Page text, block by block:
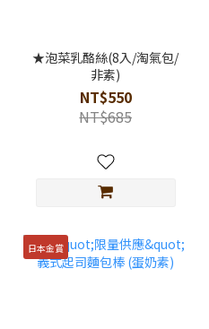
★泡菜乳酪絲(8入/淘氣包/
非素)
NT$550
NT$685
日本金賞